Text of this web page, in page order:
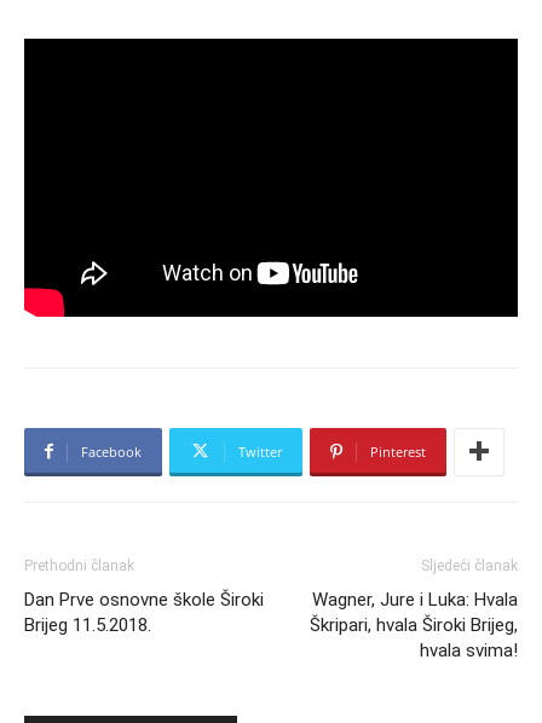
Facebook Twitter Pinterest
Prethodni članak
Dan Prve osnovne škole Široki
Brijeg 11.5.2018.
Sljedeći članak
Wagner, Jure i Luka: Hvala
Škripari, hvala Široki Brijeg,
hvala svima!